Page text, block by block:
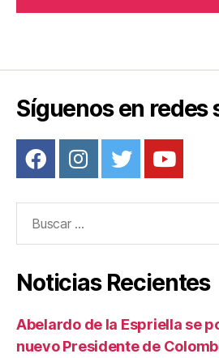
Síguenos en redes
Noticias Recientes
Abelardo de la Espriella se
nuevo Presidente de